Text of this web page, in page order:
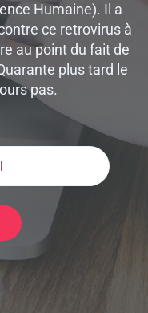
Humaine). Il a
ce retrovirus à
au point du fait de
plus tard le
pas.